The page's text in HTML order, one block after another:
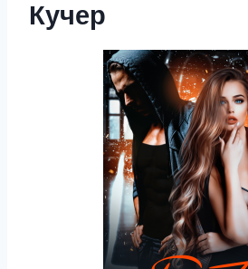
Кучер